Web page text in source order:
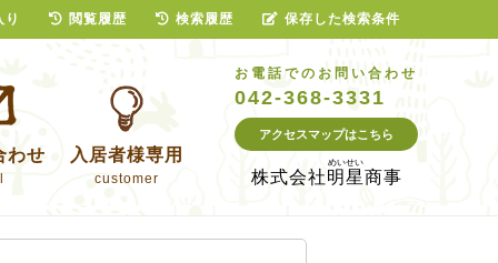
わせ 入居者様専用
customer
お電話でのお問い合わせ
042-368-3331
アクセスマップはこちら
株式会社明星商事
り 閲覧履歴 検索履歴 保存した検索条件